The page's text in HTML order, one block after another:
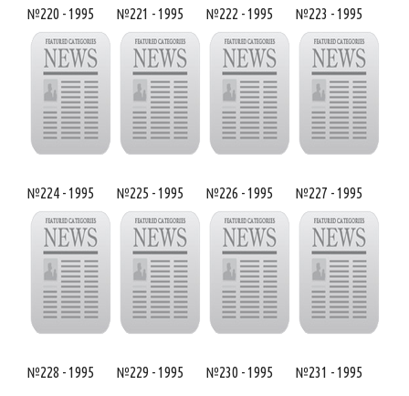
№220 - 1995 №221 - 1995 №222 - 1995 №223 - 1995
№224 - 1995 №225 - 1995 №226 - 1995 №227 - 1995
№228 - 1995 №229 - 1995 №230 - 1995 №231 - 1995